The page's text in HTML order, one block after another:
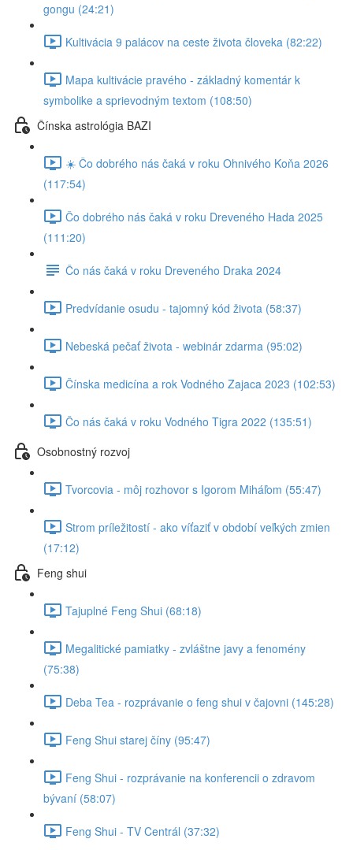
gongu (24:21)
Kultivácia 9 palácov na ceste života človeka (82:22)
Mapa kultivácie pravého - základný komentár k
symbolike a sprievodným textom (108:50)
Čínska astrológia BAZI
☀️ Čo dobrého nás čaká v roku Ohnivého Koňa 2026
(117:54)
Čo dobrého nás čaká v roku Dreveného Hada 2025
(111:20)
Čo nás čaká v roku Dreveného Draka 2024
Predvídanie osudu - tajomný kód života (58:37)
Nebeská pečať života - webinár zdarma (95:02)
Čínska medicína a rok Vodného Zajaca 2023 (102:53)
Čo nás čaká v roku Vodného Tigra 2022 (135:51)
Osobnostný rozvoj
Tvorcovia - môj rozhovor s Igorom Miháľom (55:47)
Strom príležitostí - ako víťaziť v období veľkých zmien
(17:12)
Feng shui
Tajuplné Feng Shui (68:18)
Megalitické pamiatky - zvláštne javy a fenomény
(75:38)
Deba Tea - rozprávanie o feng shui v čajovni (145:28)
Feng Shui starej číny (95:47)
Feng Shui - rozprávanie na konferencii o zdravom
bývaní (58:07)
Feng Shui - TV Centrál (37:32)